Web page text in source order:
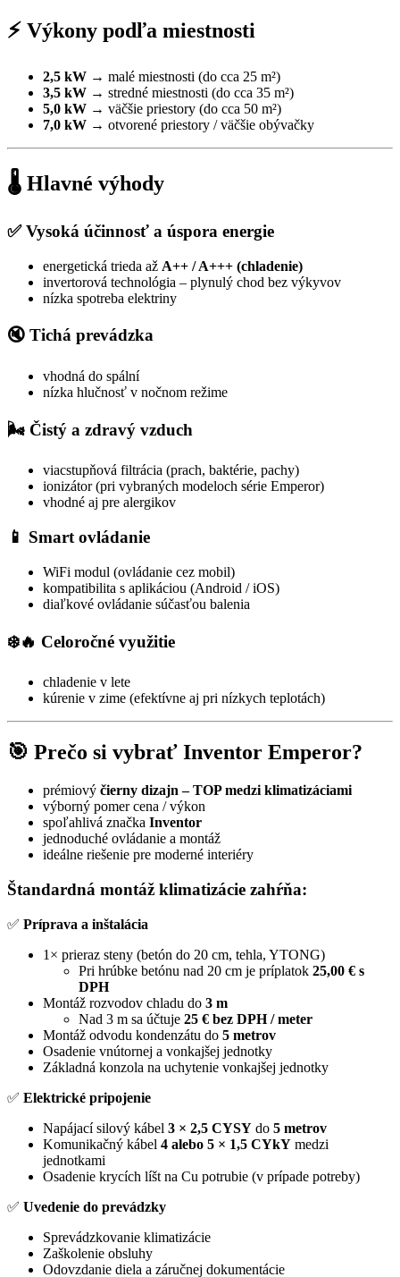
⚡ Výkony podľa miestnosti
2,5 kW → malé miestnosti (do cca 25 m²)
3,5 kW → stredné miestnosti (do cca 35 m²)
5,0 kW → väčšie priestory (do cca 50 m²)
7,0 kW → otvorené priestory / väčšie obývačky
🌡️ Hlavné výhody
✅ Vysoká účinnosť a úspora energie
energetická trieda až A++ / A+++ (chladenie)
invertorová technológia – plynulý chod bez výkyvov
nízka spotreba elektriny
🔇 Tichá prevádzka
vhodná do spální
nízka hlučnosť v nočnom režime
🌬️ Čistý a zdravý vzduch
viacstupňová filtrácia (prach, baktérie, pachy)
ionizátor (pri vybraných modeloch série Emperor)
vhodné aj pre alergikov
📱 Smart ovládanie
WiFi modul (ovládanie cez mobil)
kompatibilita s aplikáciou (Android / iOS)
diaľkové ovládanie súčasťou balenia
❄️🔥 Celoročné využitie
chladenie v lete
kúrenie v zime (efektívne aj pri nízkych teplotách)
🎯 Prečo si vybrať Inventor Emperor?
prémiový čierny dizajn – TOP medzi klimatizáciami
výborný pomer cena / výkon
spoľahlivá značka Inventor
jednoduché ovládanie a montáž
ideálne riešenie pre moderné interiéry
Štandardná montáž klimatizácie zahŕňa:
✅ Príprava a inštalácia
1× prieraz steny (betón do 20 cm, tehla, YTONG)
Pri hrúbke betónu nad 20 cm je príplatok 25,00 € s
DPH
Montáž rozvodov chladu do 3 m
Nad 3 m sa účtuje 25 € bez DPH / meter
Montáž odvodu kondenzátu do 5 metrov
Osadenie vnútornej a vonkajšej jednotky
Základná konzola na uchytenie vonkajšej jednotky
✅ Elektrické pripojenie
Napájací silový kábel 3 × 2,5 CYSY do 5 metrov
Komunikačný kábel 4 alebo 5 × 1,5 CYkY medzi
jednotkami
Osadenie krycích líšt na Cu potrubie (v prípade potreby)
✅ Uvedenie do prevádzky
Sprevádzkovanie klimatizácie
Zaškolenie obsluhy
Odovzdanie diela a záručnej dokumentácie